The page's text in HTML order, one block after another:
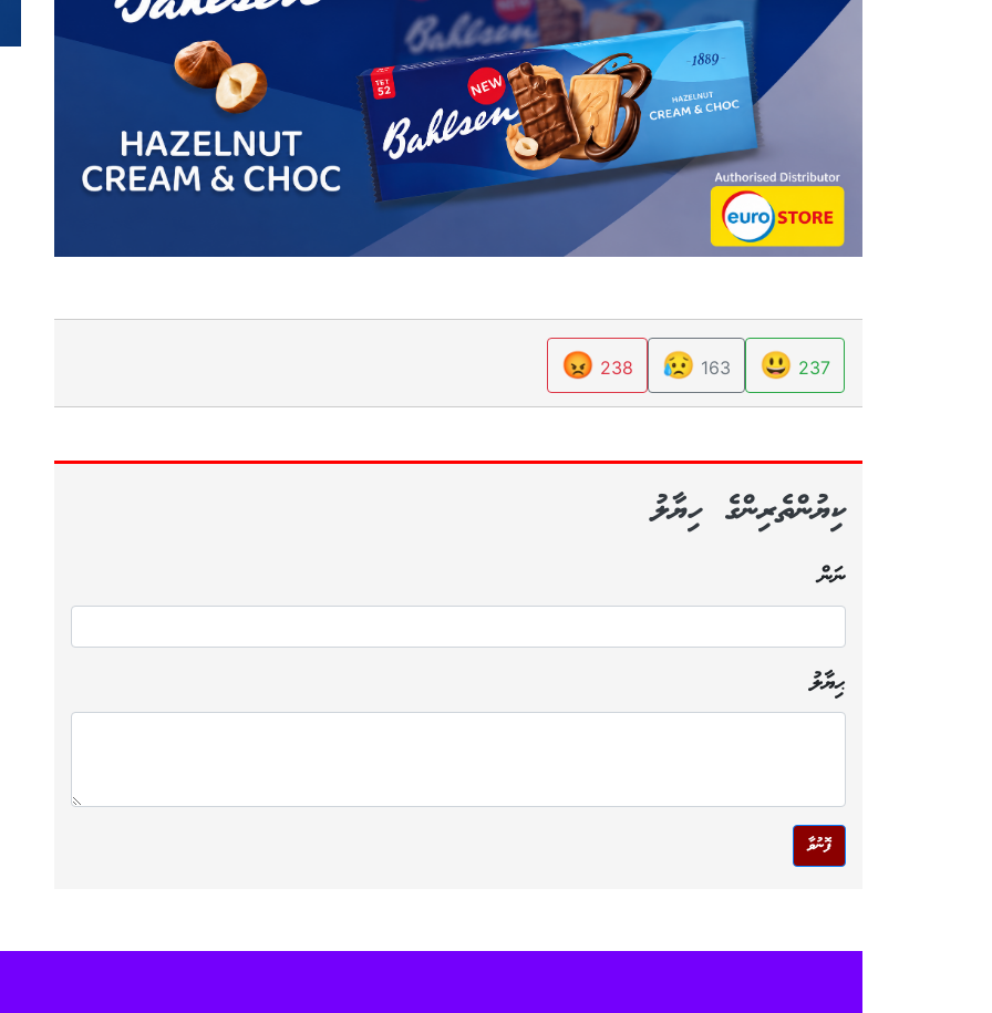
237
😃
163
😥
238
😡
ކިޔުންތެރިންގެ ހިޔާލު
ނަން
ޙިޔާލު
ފޮނުވާ